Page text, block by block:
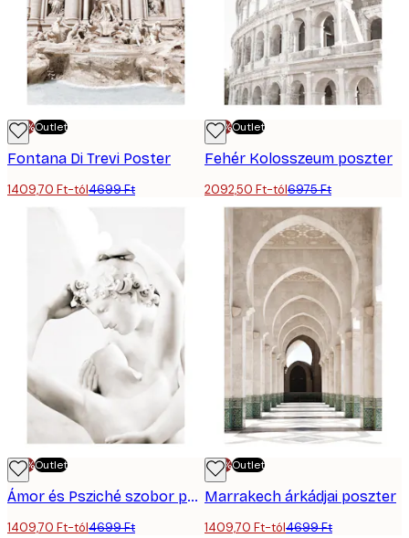
-70%Outlet
Fontana Di Trevi Poster
1409,70 Ft-tól4699 Ft
-70%Outlet
Fehér Kolosszeum poszter
2092,50 Ft-tól6975 Ft
-70%Outlet
Ámor és Psziché szobor poszter
1409,70 Ft-tól4699 Ft
-70%Outlet
Marrakech árkádjai poszter
1409,70 Ft-tól4699 Ft